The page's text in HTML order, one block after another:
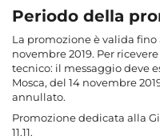
Periodo della
La promozione è valida fino
novembre 2019. Per
tecnico: il messaggio deve
Mosca, del 14 novembre
annullato.
Promozione dedicata alla
11.11.